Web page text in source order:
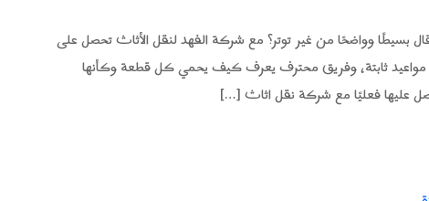
بسيطًا وواضحًا من غير توتر؟ مع شركة الفهد لنقل الأثاث تحصل على
ثابتة، وفريق محترف يعرف كيف يحمي كل قطعة وكأنها
عليها فعليًا مع شركة نقل اثاث […]